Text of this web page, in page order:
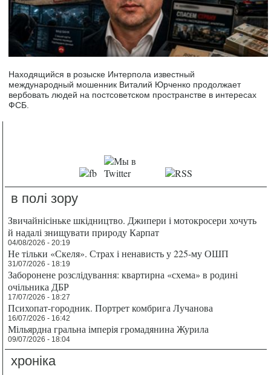
Находящийся в розыске Интерпола известный
международный мошенник Виталий Юрченко продолжает
вербовать людей на постсоветском пространстве в интересах
ФСБ.
в полі зору
Звичайнісіньке шкідництво. Джипери і мотокросери хочуть
й надалі знищувати природу Карпат
04/08/2026 - 20:19
Не тільки «Скеля». Страх і ненависть у 225-му ОШП
31/07/2026 - 18:19
Заборонене розслідування: квартирна «схема» в родині
очільника ДБР
17/07/2026 - 18:27
Психопат-городник. Портрет комбрига Лучанова
16/07/2026 - 16:42
Мільярдна гральна імперія громадянина Журила
09/07/2026 - 18:04
хроніка